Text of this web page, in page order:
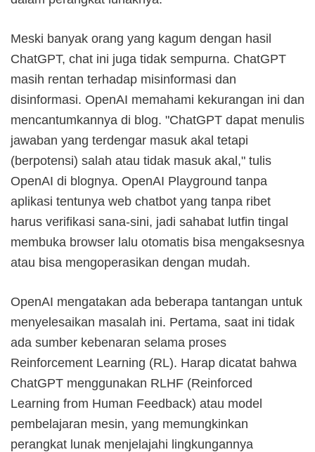
Meski banyak orang yang kagum dengan hasil
ChatGPT, chat ini juga tidak sempurna. ChatGPT
masih rentan terhadap misinformasi dan
disinformasi. OpenAI memahami kekurangan ini dan
mencantumkannya di blog. "ChatGPT dapat menulis
jawaban yang terdengar masuk akal tetapi
(berpotensi) salah atau tidak masuk akal," tulis
OpenAI di blognya. OpenAI Playground tanpa
aplikasi tentunya web chatbot yang tanpa ribet
harus verifikasi sana-sini, jadi sahabat lutfin tingal
membuka browser lalu otomatis bisa mengaksesnya
atau bisa mengoperasikan dengan mudah.
OpenAI mengatakan ada beberapa tantangan untuk
menyelesaikan masalah ini. Pertama, saat ini tidak
ada sumber kebenaran selama proses
Reinforcement Learning (RL). Harap dicatat bahwa
ChatGPT menggunakan RLHF (Reinforced
Learning from Human Feedback) atau model
pembelajaran mesin, yang memungkinkan
perangkat lunak menjelajahi lingkungannya